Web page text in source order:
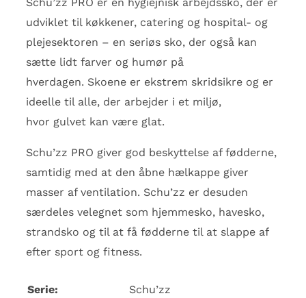
udviklet til køkkener, catering og hospital- og
plejesektoren – en seriøs sko, der også kan
sætte lidt farver og humør på
hverdagen. Skoene er ekstrem skridsikre og er
ideelle til alle, der arbejder i et miljø,
hvor gulvet kan være glat.
Schu’zz PRO giver god beskyttelse af fødderne,
samtidig med at den åbne hælkappe giver
masser af ventilation. Schu’zz er desuden
særdeles velegnet som hjemmesko, havesko,
strandsko og til at få fødderne til at slappe af
efter sport og fitness.
Serie: Schu’zz